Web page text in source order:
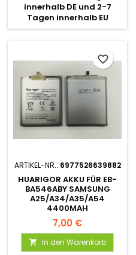
innerhalb DE und 2-7
Tagen innerhalb EU
ARTIKEL-NR.: 6977526639882
HUARIGOR AKKU FÜR EB-
BA546ABY SAMSUNG
A25/A34/A35/A54
4400MAH
7,00 €
 In den Warenkorb
favorite_border